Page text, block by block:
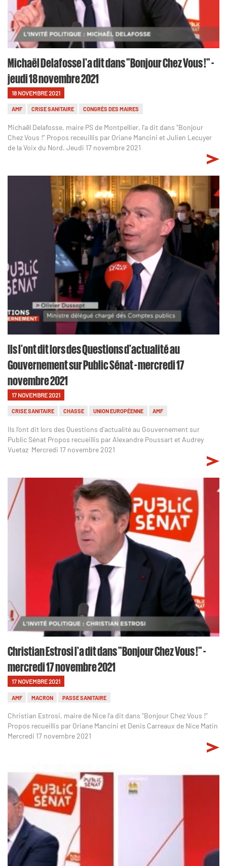
Michaël Delafosse l'a dit dans "Bonjour Chez Vous !" -
jeudi 18 novembre 2021
18 NOVEMBRE 2021
AMF CRISE SANITAIRE CONGRÈS DES MAIRES
Michaël Delafosse, maire PS de Montpellier, l'a dit dans "Bonjour
Chez Vous !" Propos receuillis par Oriane Mancini et Julien Lecuyer
de la Voix du Nord. Jeudi 17 novembre 2021
Ils l'ont dit lors des Questions d'actualité au
Gouvernement sur Public Sénat - mercredi 17
novembre 2021
17 NOVEMBRE 2021
CRISE SANITAIRE CHASSE UNION EUROPÉENNE AMF
Ils l'ont dit lors des Questions d'actualité au Gouvernement sur
Public Sénat Propos recueillis par Alexandre Poussart et Audrey
Vuetaz Mercredi 17 novembre 2021
Christian Estrosi l'a dit dans "Bonjour Chez Vous !" -
mercredi 17 novembre 2021
17 NOVEMBRE 2021
AMF MACRON PASSE SANITAIRE
Christian Estrosi, maire de Nice l'a dit dans "Bonjour Chez Vous !"
Propos recueillis par Oriane Mancini et Denis Carreaux de Nice Matin
Mercredi 17 novembre 2021